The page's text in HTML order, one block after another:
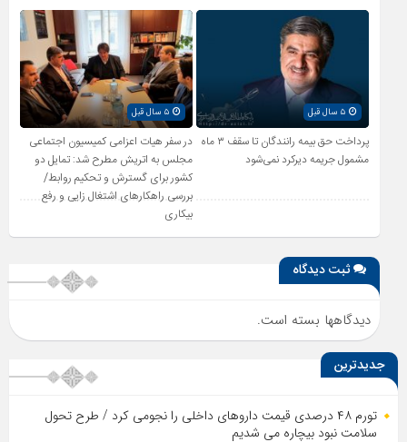
۵ سال قبل
پرداخت حق بیمه رانندگان تا سقف ۳ ماه
مشمول جریمه دیرکرد نمی‌شود
۵ سال قبل
در سفر هیات اعزامی کمیسیون اجتماعی
مجلس به اتریش مطرح شد: تمایل دو
کشور برای گسترش و تحکیم روابط/
بررسی راهکارهای اشتغال زایی و رفع
بیکاری
ثبت دیدگاه
دیدگاهها بسته است.
جدیدترین
تورم ۴۸ درصدی قیمت داروهای داخلی را نجومی کرد / طرح تحول
سلامت نبود بیچاره می شدیم